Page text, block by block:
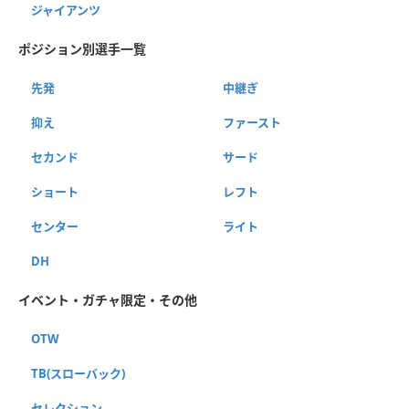
ジャイアンツ
ポジション別選手一覧
先発 中継ぎ
抑え ファースト
セカンド サード
ショート レフト
センター ライト
DH
イベント・ガチャ限定・その他
OTW
TB(スローバック)